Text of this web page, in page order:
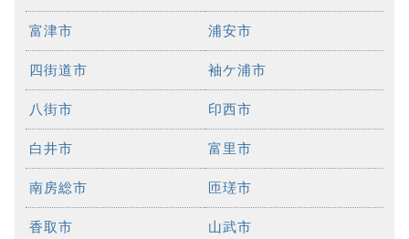
富津市 浦安市
四街道市 袖ケ浦市
八街市 印西市
白井市 富里市
南房総市 匝瑳市
香取市 山武市